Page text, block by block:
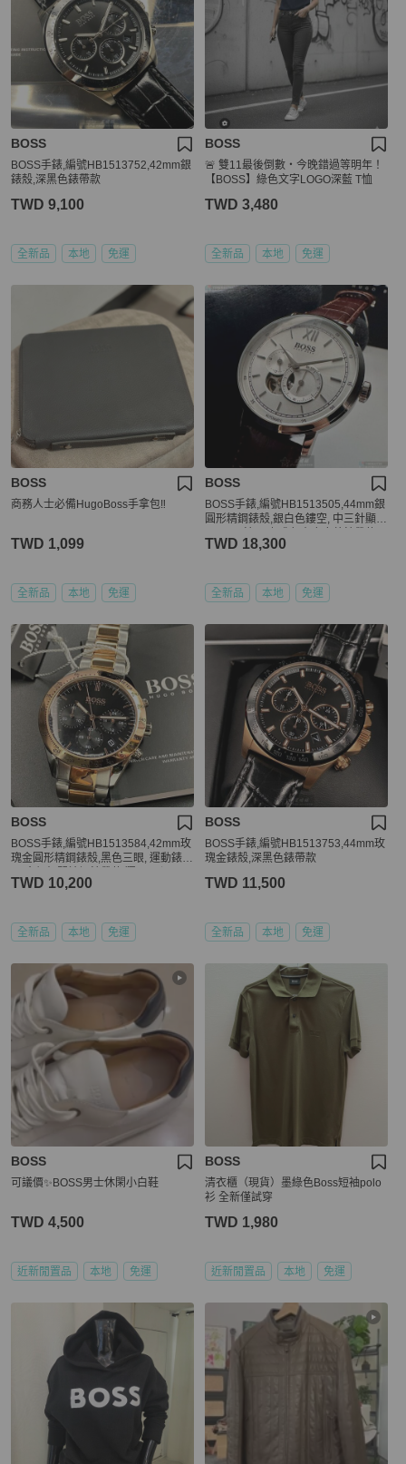
BOSS
BOSS手錶,編號HB1513752,42mm銀
錶殼,深黑色錶帶款
TWD 9,100
全新品 本地 免運
BOSS
🚨 雙11最後倒數・今晚錯過等明年！
【BOSS】綠色文字LOGO深藍 T恤
TWD 3,480
全新品 本地 免運
BOSS
商務人士必備HugoBoss手拿包‼️
TWD 1,099
全新品 本地 免運
BOSS
BOSS手錶,編號HB1513505,44mm銀
圓形精鋼錶殼,銀白色鏤空, 中三針顯
TWD 18,300
全新品 本地 免運
BOSS
BOSS手錶,編號HB1513584,42mm玫
瑰金圓形精鋼錶殼,黑色三眼, 運動錶
TWD 10,200
全新品 本地 免運
BOSS
BOSS手錶,編號HB1513753,44mm玫
瑰金錶殼,深黑色錶帶款
TWD 11,500
全新品 本地 免運
BOSS
可議價✨BOSS男士休閑小白鞋
TWD 4,500
近新閒置品 本地 免運
BOSS
清衣櫃（現貨）墨綠色Boss短袖polo
衫 全新僅試穿
TWD 1,980
近新閒置品 本地 免運